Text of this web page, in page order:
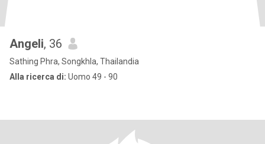
Angeli, 36
Sathing Phra, Songkhla, Thailandia
Alla ricerca di: Uomo 49 - 90